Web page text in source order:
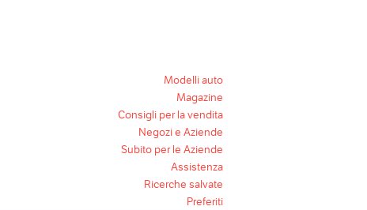
Modelli auto
Magazine
Consigli per la vendita
Negozi e Aziende
Subito per le Aziende
Assistenza
Ricerche salvate
Preferiti